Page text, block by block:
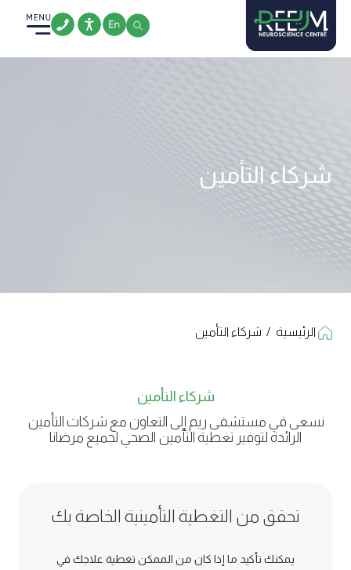
content
شركاء التأمين
الرئيسية / شركاء التأمين
شركاء‍ التأمين
نسعى في مستشفى ريم إلى التعاون مع شركات التأمين
الرائدة لتوفير تغطية التأمين الصحي لجميع مرضانا
تحقق من التغطية التأمينية الخاصة بك
يمكنك تأكيد ما إذا كان من الممكن تغطية علاجك في